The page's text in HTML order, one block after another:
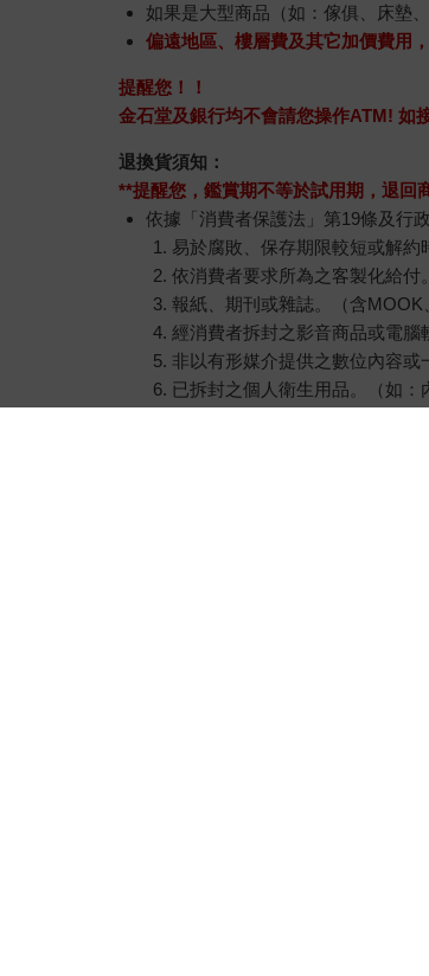
如果是大型商品（如：傢俱、床墊
偏遠地區、樓層費及其它加價費用
提醒您！！
金石堂及銀行均不會請您操作ATM! 如
退換貨須知：
**提醒您，鑑賞期不等於試用期，退回
依據「消費者保護法」第19條及行
易於腐敗、保存期限較短或解約
依消費者要求所為之客製化給付
報紙、期刊或雜誌。（含MOOK
經消費者拆封之影音商品或電腦
非以有形媒介提供之數位內容
已拆封之個人衛生用品。（如